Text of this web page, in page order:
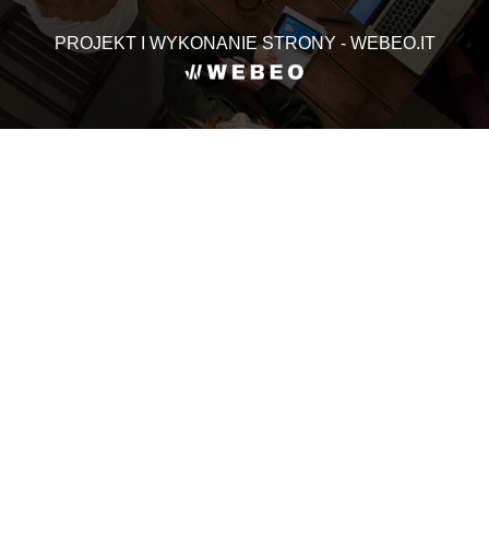
PROJEKT I WYKONANIE STRONY - WEBEO.IT